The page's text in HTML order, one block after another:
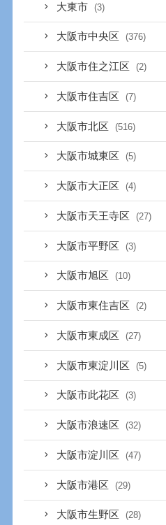
大東市 (3)
大阪市中央区 (376)
大阪市住之江区 (2)
大阪市住吉区 (7)
大阪市北区 (516)
大阪市城東区 (5)
大阪市大正区 (4)
大阪市天王寺区 (27)
大阪市平野区 (3)
大阪市旭区 (10)
大阪市東住吉区 (2)
大阪市東成区 (27)
大阪市東淀川区 (5)
大阪市此花区 (3)
大阪市浪速区 (32)
大阪市淀川区 (47)
大阪市港区 (29)
大阪市生野区 (28)